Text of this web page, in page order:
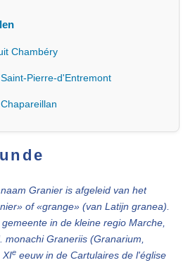
Chambéry
Pierre-d'Entremont
Granier is afgeleid van het
of «grange» (van Latijn granea).
in de kleine regio Marche,
monachi Graneriis (Granarium,
XIe eeuw in de Cartulaires de l'église